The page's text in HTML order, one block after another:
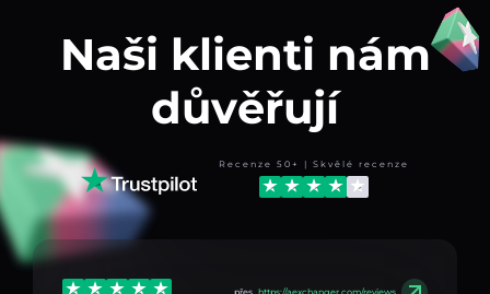
Naši klienti nám
důvěřují
Recenze 50+ | Skvělé recenze
přes https://aexchanger.com/reviews